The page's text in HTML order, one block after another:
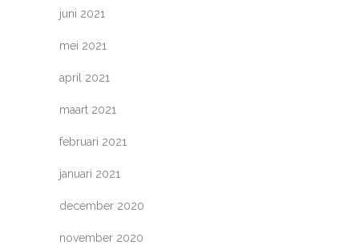
juni 2021
mei 2021
april 2021
maart 2021
februari 2021
januari 2021
december 2020
november 2020